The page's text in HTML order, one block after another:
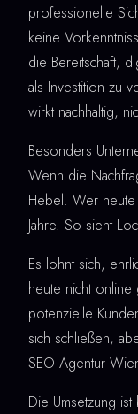
professionelle
keine
die Bereitschaft,
als Investition zu
wirkt nachhaltig,
Besonders
Wenn die
Hebel. Wer
Jahre. So sieht
Es lohnt sich,
heute nicht
potenzielle
sich schließen,
SEO Agentur
Die Umsetzung